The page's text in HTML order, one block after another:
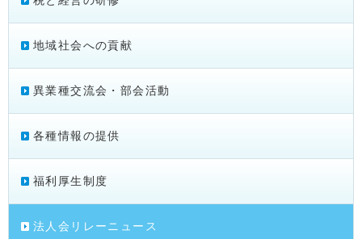
地域社会への貢献
異業種交流会・部会活動
各種情報の提供
福利厚生制度
法人会リレーニュース